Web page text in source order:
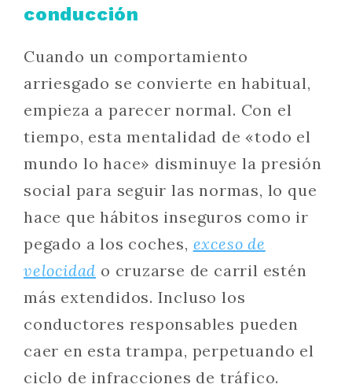
conducción
Cuando un comportamiento
arriesgado se convierte en habitual,
empieza a parecer normal. Con el
tiempo, esta mentalidad de «todo el
mundo lo hace» disminuye la presión
social para seguir las normas, lo que
hace que hábitos inseguros como ir
pegado a los coches, exceso de
velocidad o cruzarse de carril estén
más extendidos. Incluso los
conductores responsables pueden
caer en esta trampa, perpetuando el
ciclo de infracciones de tráfico.